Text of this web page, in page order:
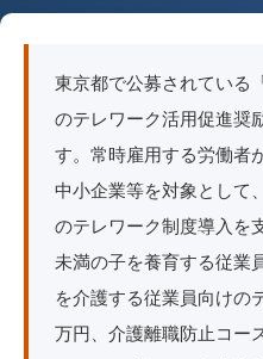
東京都で公募されている
のテレワーク活用促進奨
す。常時雇用する労働者
中小企業等を対象として
のテレワーク制度導入を
未満の子を養育する従業
を介護する従業員向けの
万円、介護離職防止コー